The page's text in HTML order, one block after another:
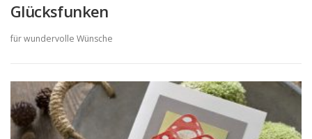
Glücksfunken
für wundervolle Wünsche